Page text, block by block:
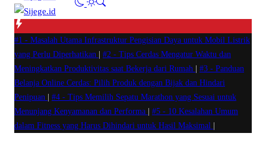
#1 - Masalah Utama Infrastruktur Pengisian Daya untuk Mobil Listrik
yang Perlu Diperhatikan
#2 - Tips Cerdas Mengatur Waktu dan
Meningkatkan Produktivitas saat Bekerja dari Rumah
#3 - Panduan
Belanja Online Cerdas: Pilih Produk dengan Bijak dan Hindari
Penipuan
#4 - Tips Memilih Sepatu Marathon yang Sesuai untuk
Menunjang Kenyamanan dan Performa
#5 - 10 Kesalahan Umum
dalam Fitness yang Harus Dihindari untuk Hasil Maksimal